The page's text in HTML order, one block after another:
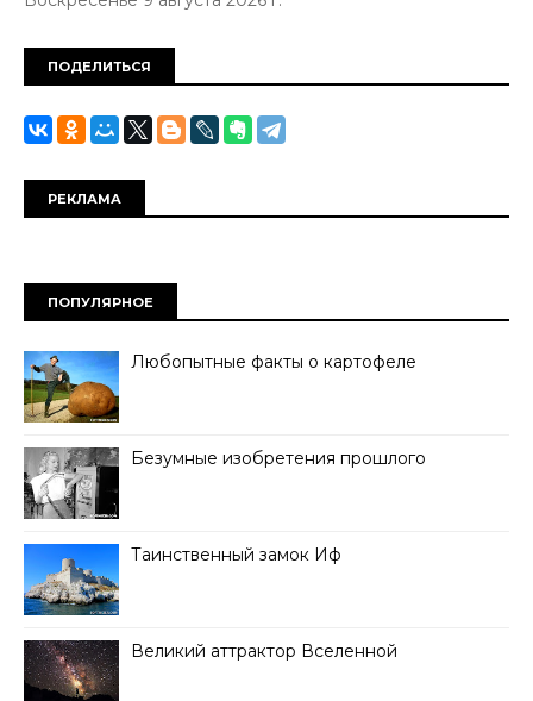
ПОДЕЛИТЬСЯ
РЕКЛАМА
ПОПУЛЯРНОЕ
Любопытные факты о картофеле
Безумные изобретения прошлого
Таинственный замок Иф
Великий аттрактор Вселенной